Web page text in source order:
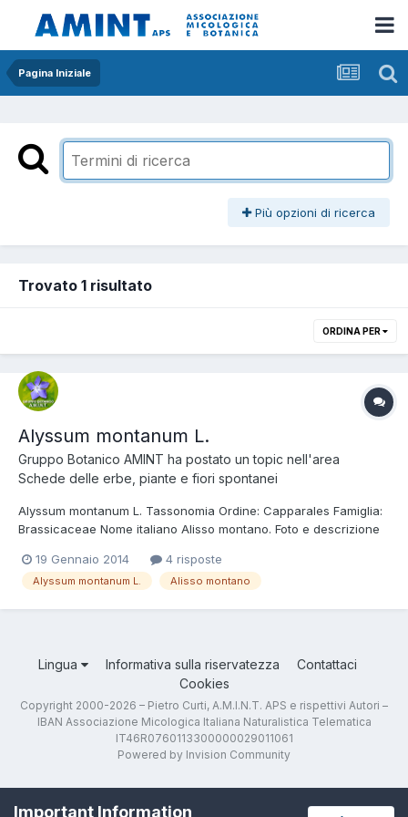
Pagina Iniziale
Più opzioni di ricerca
Trovato 1 risultato
ORDINA PER
Alyssum montanum L.
Gruppo Botanico AMINT ha postato un topic nell'area
Schede delle erbe, piante e fiori spontanei
Alyssum montanum L. Tassonomia Ordine: Capparales Famiglia:
Brassicaceae Nome italiano Alisso montano. Foto e descrizione
legnoso e ramificato dalla base, emettente getti sterili fogliosi,
steli fioriferi arcuato-as...
19 Gennaio 2014 4 risposte
Alyssum montanum L. Alisso montano
Lingua Informativa sulla riservatezza
Contattaci
Cookies
Copyright 2000-2026 – Pietro Curti, A.M.I.N.T. APS e rispettivi Autori –
IBAN Associazione Micologica Italiana Naturalistica Telematica
IT46R0760113300000029011061
Powered by Invision Community
Important Information